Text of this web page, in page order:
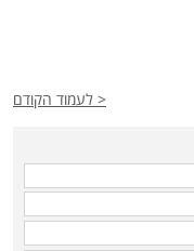
< לעמוד הקודם